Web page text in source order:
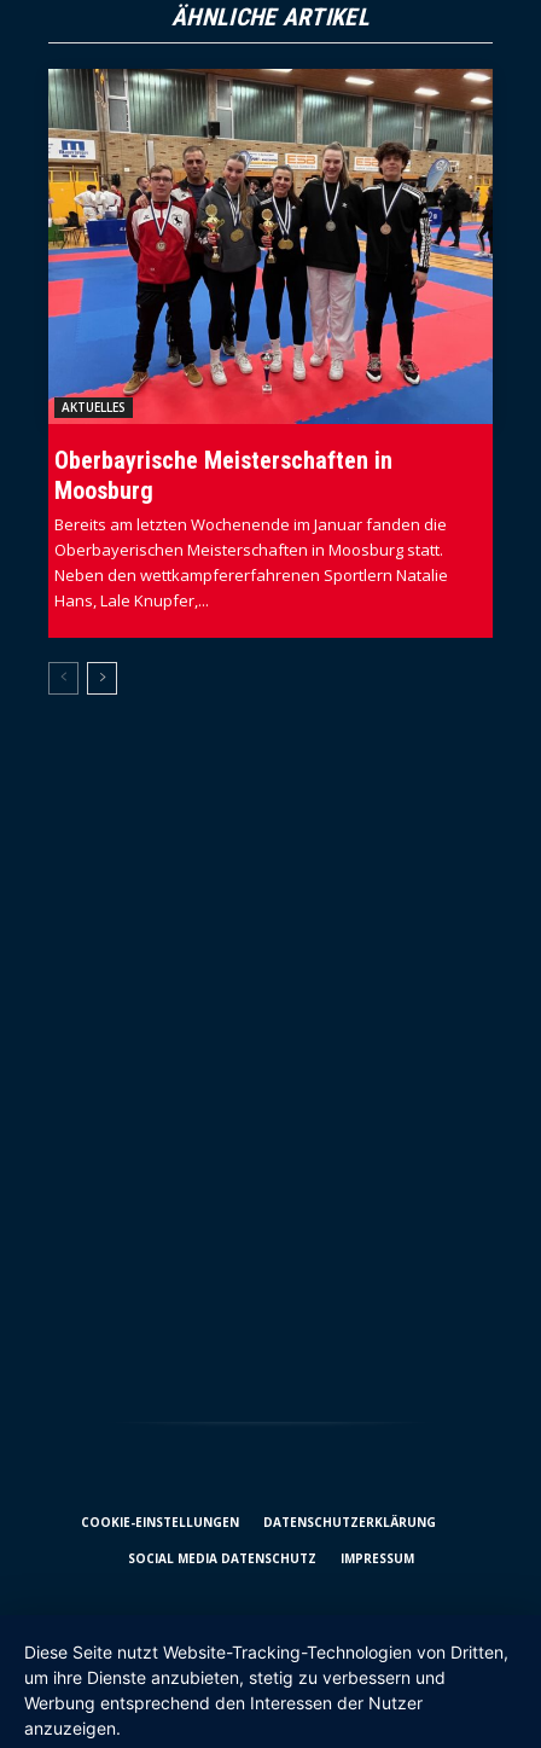
ÄHNLICHE ARTIKEL
AKTUELLES
Oberbayrische Meisterschaften in
Moosburg
Bereits am letzten Wochenende im Januar fanden die
Oberbayerischen Meisterschaften in Moosburg statt.
Neben den wettkampfererfahrenen Sportlern Natalie
Hans, Lale Knupfer,...
COOKIE-EINSTELLUNGEN DATENSCHUTZ­ERKLÄRUNG
SOCIAL MEDIA DATENSCHUTZ IMPRESSUM
Diese Seite nutzt Website-Tracking-Technologien von Dritten,
um ihre Dienste anzubieten, stetig zu verbessern und
Werbung entsprechend den Interessen der Nutzer
anzuzeigen.